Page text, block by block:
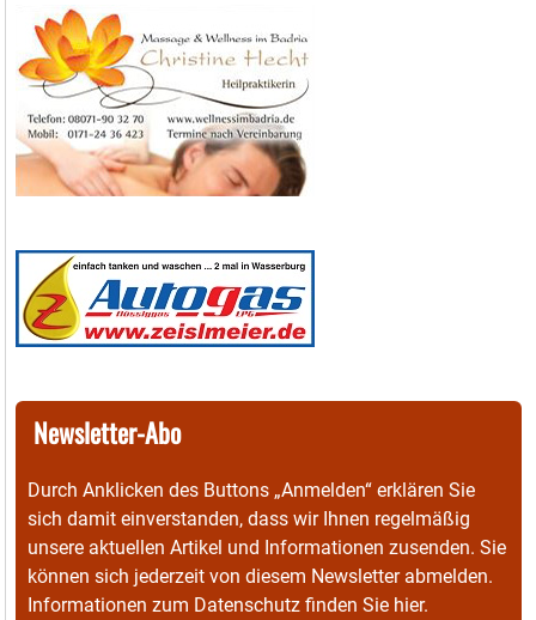
Newsletter-Abo
Durch Anklicken des Buttons „Anmelden“ erklären Sie
sich damit einverstanden, dass wir Ihnen regelmäßig
unsere aktuellen Artikel und Informationen zusenden. Sie
können sich jederzeit von diesem Newsletter abmelden.
Informationen zum Datenschutz finden Sie hier.